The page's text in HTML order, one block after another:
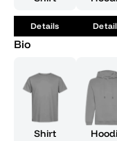
Details
Bio
Shirt